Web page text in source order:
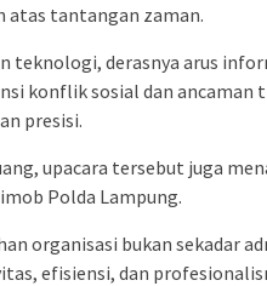
atas tantangan zaman.
teknologi, derasnya arus
konflik sosial dan
presisi.
upacara tersebut juga
Polda Lampung.
organisasi bukan sekadar
efisiensi, dan